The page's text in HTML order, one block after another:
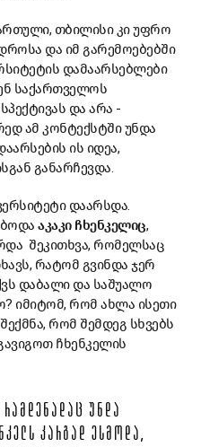
თბილისი კი უფრო
და იმ გარემოებებში
დამაარსებლები
საქართველოს
და არა -
ამ კონტექსტში უნდა
ის იდეა,
განარჩევდა.
დაარსდა.
აკაკი ჩხენკელიც,
შეკითხვა, რომელსაც
რატომ გვინდა ჯერ
დაბალი და საშუალო
იმიტომ, რომ ახლა ისეთი
რომ შემდეგ სხვებს
ჩხენკელის
ᲣᲜᲓᲐ
ᲙᲐᲠᲒᲐᲓ ᲔᲡᲛᲝᲓᲐ,